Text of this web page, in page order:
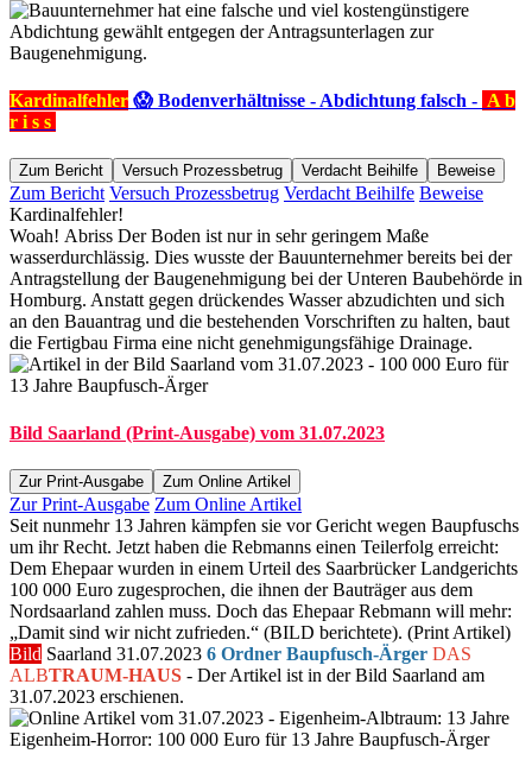
Kardinalfehler 😱 Bodenverhältnisse - Abdichtung falsch - A b
r i s s
Zum Bericht Versuch Prozessbetrug Verdacht Beihilfe Beweise
Zum Bericht Versuch Prozessbetrug Verdacht Beihilfe Beweise
Kardinalfehler!
Woah! Abriss Der Boden ist nur in sehr geringem Maße
wasserdurchlässig. Dies wusste der Bauunternehmer bereits bei der
Antragstellung der Baugenehmigung bei der Unteren Baubehörde in
Homburg. Anstatt gegen drückendes Wasser abzudichten und sich
an den Bauantrag und die bestehenden Vorschriften zu halten, baut
die Fertigbau Firma eine nicht genehmigungsfähige Drainage.
Bild Saarland (Print-Ausgabe) vom 31.07.2023
Zur Print-Ausgabe Zum Online Artikel
Zur Print-Ausgabe Zum Online Artikel
Seit nunmehr 13 Jahren kämpfen sie vor Gericht wegen Baupfuschs
um ihr Recht. Jetzt haben die Rebmanns einen Teilerfolg erreicht:
Dem Ehepaar wurden in einem Urteil des Saarbrücker Landgerichts
100 000 Euro zugesprochen, die ihnen der Bauträger aus dem
Nordsaarland zahlen muss. Doch das Ehepaar Rebmann will mehr:
„Damit sind wir nicht zufrieden.“ (BILD berichtete). (Print Artikel)
Bild Saarland 31.07.2023 6 Ordner Baupfusch-Ärger DAS
ALBTRAUM-HAUS - Der Artikel ist in der Bild Saarland am
31.07.2023 erschienen.